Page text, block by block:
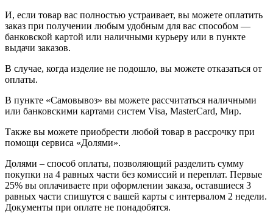
И, если товар вас полностью устраивает, вы можете оплатить
заказ при получении любым удобным для вас способом —
банковской картой или наличными курьеру или в пункте
выдачи заказов.
В случае, когда изделие не подошло, вы можете отказаться от
оплаты.
В пункте «Самовывоз» вы можете рассчитаться наличными
или банковскими картами систем Visa, MasterCard, Мир.
Также вы можете приобрести любой товар в рассрочку при
помощи сервиса «Долями».
Долями – способ оплаты, позволяющий разделить сумму
покупки на 4 равных части без комиссий и переплат. Первые
25% вы оплачиваете при оформлении заказа, оставшиеся 3
равных части спишутся с вашей карты с интервалом 2 недели.
Документы при оплате не понадобятся.